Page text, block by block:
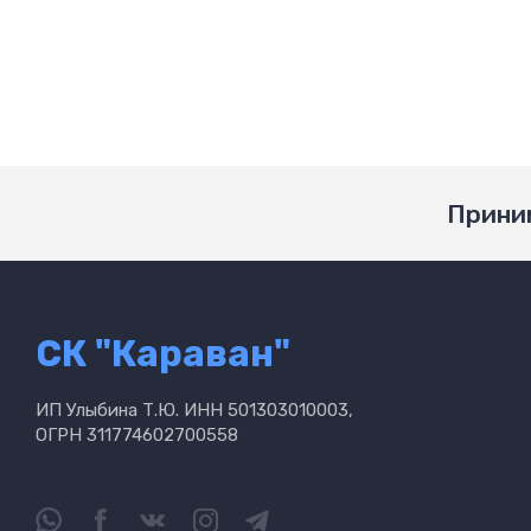
СК "Караван"
ИП Улыбина Т.Ю. ИНН 501303010003,
ОГРН 311774602700558